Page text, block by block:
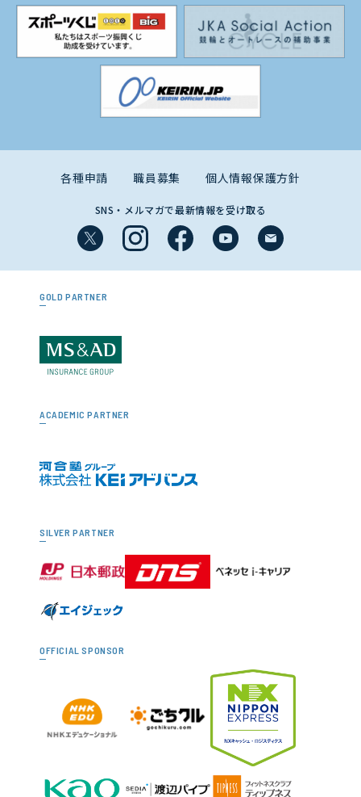
各種申請 職員募集 個人情報保護方針
SNS・メルマガで最新情報を受け取る
GOLD PARTNER
ACADEMIC PARTNER
SILVER PARTNER
OFFICIAL SPONSOR